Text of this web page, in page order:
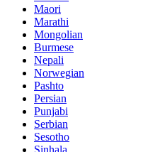
Maori
Marathi
Mongolian
Burmese
Nepali
Norwegian
Pashto
Persian
Punjabi
Serbian
Sesotho